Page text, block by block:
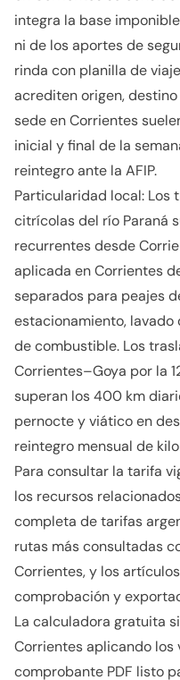
integra la base
ni de los aportes de
rinda con planilla de
acrediten origen,
sede en Corrientes
inicial y final de la
reintegro ante la AFIP.
Particularidad local: Los
citrícolas del río Paraná
recurrentes desde
aplicada en Corrientes
separados para peajes
estacionamiento,
de combustible. Los
Corrientes–Goya por la
superan los 400 km
pernocte y viático en
reintegro mensual de
Para consultar la tarifa
los recursos
completa de tarifas
rutas más consultadas
Corrientes, y los
comprobación y
La calculadora gratuita
Corrientes aplicando los
comprobante PDF listo